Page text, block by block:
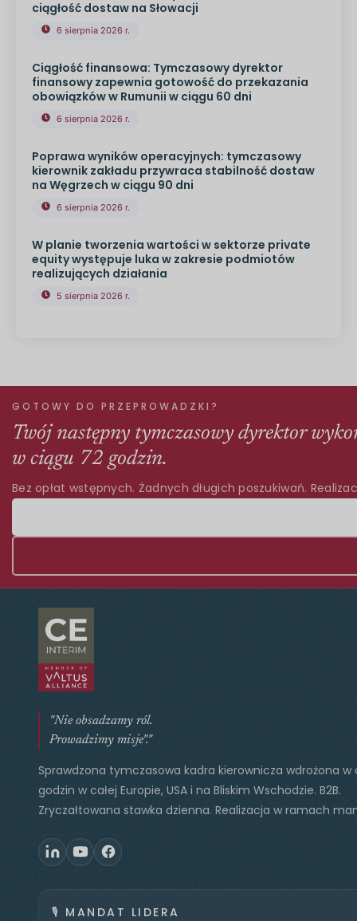
ciągłość dostaw na Słowacji
6 sierpnia 2026 r.
Ciągłość finansowa: Tymczasowy dyrektor
finansowy zapewnia gotowość do przekazania
obowiązków w Rumunii w ciągu 60 dni
6 sierpnia 2026 r.
Poprawa wyników operacyjnych: tymczasowy
kierownik zakładu przywraca stabilność dostaw
na Węgrzech w ciągu 90 dni
6 sierpnia 2026 r.
W planie tworzenia wartości w sektorze private
equity występuje luka w zakresie podmiotów
realizujących działania
5 sierpnia 2026 r.
GOTOWY DO PRZEPROWADZKI?
Twój następny tymczasowy dyrektor
w ciągu 72 godzin.
Bez opłat wstępnych. Żadnych długich poszukiwań.
"Nie obsadzamy ról.
Prowadzimy misje"."
Sprawdzona tymczasowa kadra kierownicza wdrożona w
godzin w całej Europie, USA i na Bliskim Wschodzie. B2B.
Zryczałtowana stawka dzienna. Realizacja w ramach
🎙️ MANDAT LIDERA